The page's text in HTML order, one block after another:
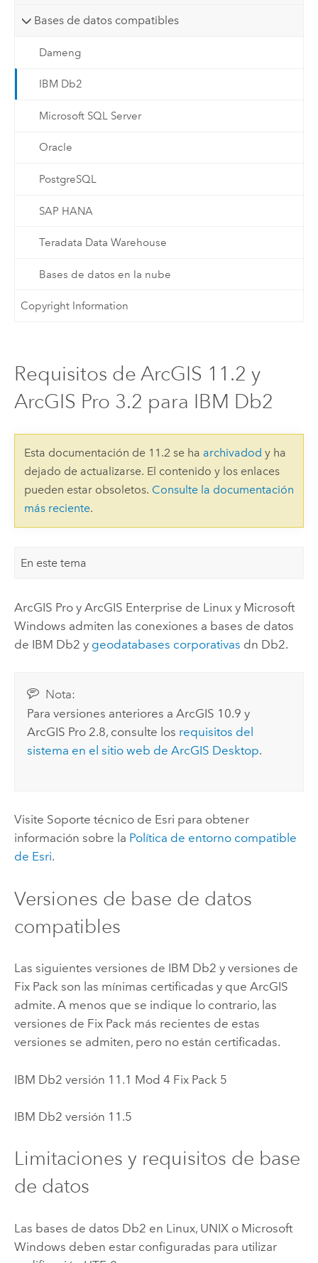
Bases de datos compatibles
Dameng
IBM Db2
Microsoft SQL Server
Oracle
PostgreSQL
SAP HANA
Teradata Data Warehouse
Bases de datos en la nube
Copyright Information
Requisitos de ArcGIS 11.2 y
ArcGIS Pro 3.2 para IBM Db2
Esta documentación de 11.2 se ha archivadod y ha
dejado de actualizarse. El contenido y los enlaces
pueden estar obsoletos. Consulte la documentación
más reciente.
En este tema
ArcGIS Proy ArcGIS Enterprise de Linuxy Microsoft
Windows admiten las conexiones a bases de datos
de IBM Db2 y geodatabases corporativas dn Db2.
Nota:
Para versiones anteriores a ArcGIS 10.9 y
ArcGIS Pro 2.8, consulte los requisitos del
sistema en el sitio web deArcGIS Desktop.
Visite Soporte técnico de Esri para obtener
información sobre la Política de entorno compatible
de Esri.
Versiones de base de datos
compatibles
Las siguientes versiones de IBM Db2 y versiones de
Fix Pack son las mínimas certificadas y que ArcGIS
admite. A menos que se indique lo contrario, las
versiones de Fix Pack más recientes de estas
versiones se admiten, pero no están certificadas.
IBM Db2 versión 11.1 Mod 4 Fix Pack 5
IBM Db2 versión 11.5
Limitaciones y requisitos de base
de datos
Las bases de datos Db2 en Linux, UNIX o Microsoft
Windows deben estar configuradas para utilizar